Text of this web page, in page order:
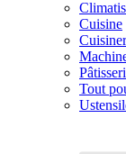
Cuisine
Tout